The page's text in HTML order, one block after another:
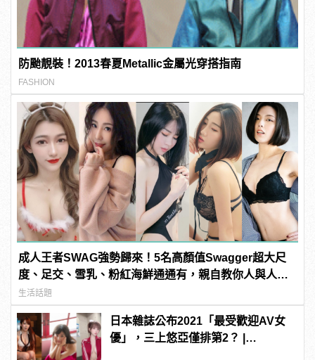
防颱靚裝！2013春夏Metallic金屬光穿搭指南
FASHION
成人王者SWAG強勢歸來！5名高顏值Swagger超大尺
度、足交、雪乳、粉紅海鮮通通有，親自教你人與人的
連結！ | manfashion這樣變型男
生活話題
日本雜誌公布2021「最受歡迎AV女
優」，三上悠亞僅排第2？ |